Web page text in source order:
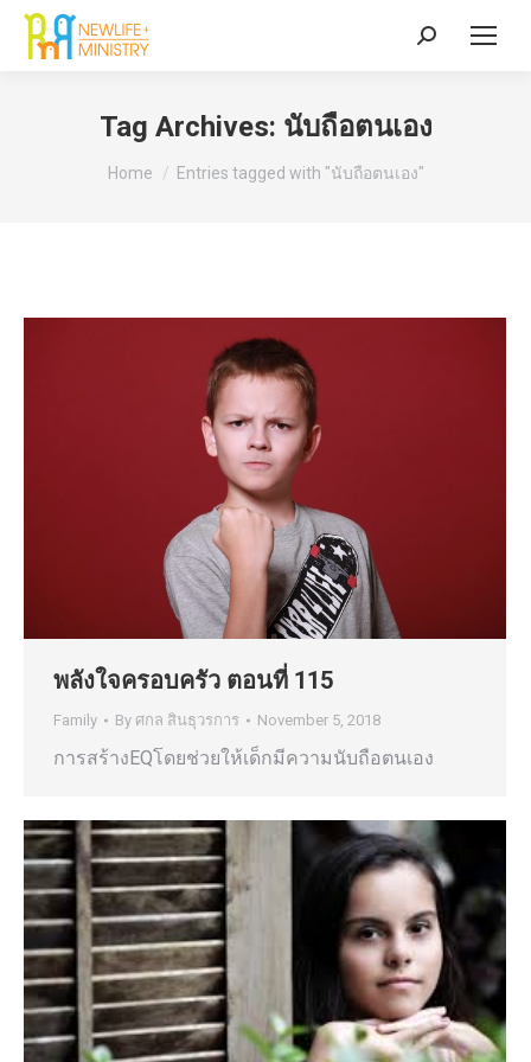
Search:
Tag Archives: นับถือตนเอง
You are here:
Home Entries tagged with "นับถือตนเอง"
พลังใจครอบครัว ตอนที่ 115
Family By ศกล สินธุวรการ November 5, 2018
การสร้างEQโดยช่วยให้เด็กมีความนับถือตนเอง